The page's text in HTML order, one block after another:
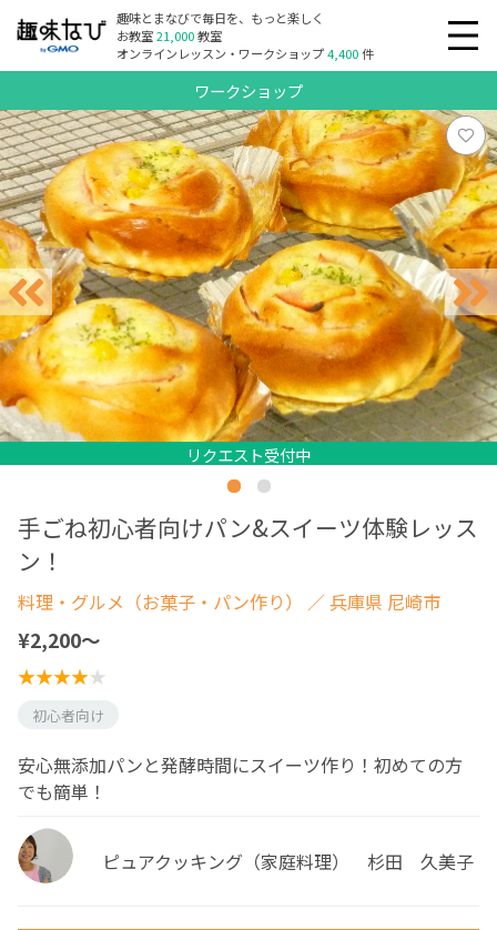
趣味とまなびで毎日を、もっと楽しく
お教室21,000教室
オンラインレッスン・ワークショップ4,400件
ワークショップ
リクエスト受付中
リクエスト受付中
リクエスト受付中
手ごね初心者向けパン&スイーツ体験レッス
ン！
料理・グルメ（お菓子・パン作り） ／ 兵庫県 尼崎市
¥2,200〜
初心者向け
安心無添加パンと発酵時間にスイーツ作り！初めての方
でも簡単！
ピュアクッキング（家庭料理） 杉田 久美子